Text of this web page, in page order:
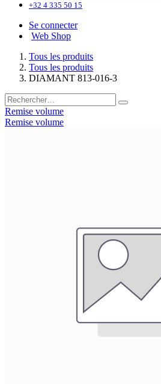
+32 4 335 50 15
Se connecter
Web Shop
Tous les produits
Tous les produits
DIAMANT 813-016-3
Remise volume
Remise volume